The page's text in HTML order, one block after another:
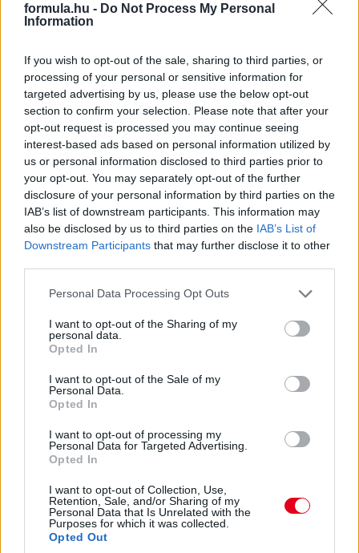
formula.hu - Do Not Process My Personal
Information
If you wish to opt-out of the sale, sharing to third parties, or
processing of your personal or sensitive information for
targeted advertising by us, please use the below opt-out
section to confirm your selection. Please note that after your
opt-out request is processed you may continue seeing
interest-based ads based on personal information utilized by
us or personal information disclosed to third parties prior to
your opt-out. You may separately opt-out of the further
disclosure of your personal information by third parties on the
IAB’s list of downstream participants. This information may
also be disclosed by us to third parties on the IAB’s List of
Downstream Participants that may further disclose it to other
Please note that this website/app uses one or more Google
not limited to your visit or usage behaviour. You may click to
grant or deny consent to Google and its third-party tags to
use your data for below specified purposes in below Google
consent section.
Personal Data Processing Opt Outs
I want to opt-out of the Sharing of my
personal data.
Opted In
I want to opt-out of the Sale of my
Personal Data.
Opted In
I want to opt-out of processing my
Personal Data for Targeted Advertising.
Opted In
I want to opt-out of Collection, Use,
Retention, Sale, and/or Sharing of my
Personal Data that Is Unrelated with the
Purposes for which it was collected.
Opted Out
A visszajátszáson látszik, hogy Fuoco hibázott, és ez
akár pozícióba is kerülhet, hiszen mintegy 6-7 másodpercet
ahol 6-7 másodperc számított egy dobogós helyen...? Kevés.
15:29
Giovinazzi 42-vel vezet Kubica előtt, és jöhet majd
egy rövid utolsó kiállásra mindjárt.
15:29
Na nézzük, mi a helyet: Kubica 10 másodperccel
vezet Estre előtt, aki újabb kilenccel a most sokat bukó Fuoco
előtt.
Itt a dráma! A turbópékek kapnak egy áthajtásos
gyorshajtása nagyon sokba kerül. Massonék, a VDS Panis
meg fogja nyerni a kategóriát.
Kulcsfontosságú pillanat: egy körrel Kubica után
bokszban a #6-os és bokszban az #50-es! Mindkettő tankolt,
Kubica viszont előttük frissebb gumin!
Kubica hozza az autót az utolsó kiállásra! Kereket
cserélnek a #83-ason, de Kubica marad az autóban. A #6-os
és az #50-es a következő körben jön, az #51-es később.